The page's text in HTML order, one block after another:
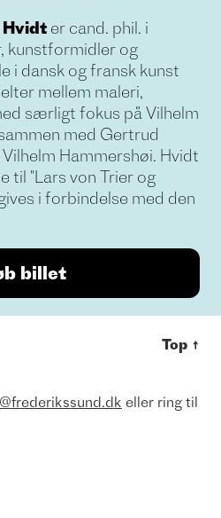
Hvidt er cand. phil. i
kunstformidler og
i dansk og fransk kunst
mellem maleri,
særligt fokus på Vilhelm
med Gertrud
Hammershøi. Hvidt
til "Lars von Trier og
i forbindelse med den
billet
Top ↑
eller ring til